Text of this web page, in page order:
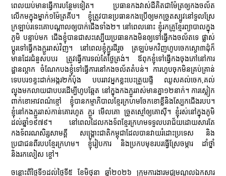
ពេលយប់មានធ្វើការបន្ថែមទៀត។ ប្រធានកងវាស់ដីគិតជាម៉ែត្រឲ្យកងចល័ត
លើកមក្នុងម្នាក់១ម៉ែត្រគីប។ ខ្ញុំត្រូវបានប្រធានកងប្រើឲ្យមកច្រូតស្បូវនៅទួលស្រែ
ក្រឡាប់រទេះគោបណ្ដាលឲ្យបាក់ជើងទាំង២។ នៅពេលនោះ ខ្ញុំរកគ្រូខ្មែរព្យាបាលក្នុង
ភូមិ បន្ទាប់មក ជើងខ្ញុំបានជាសះស្បើយប្រធានកងមិនឲ្យទៅធ្វើកងចល័តទេ ផ្លាស់
ប្ដូរទៅធ្វើកងភ្ជួររាស់វិញ។ នៅពេលខ្ញុំភ្ជួរដីរួច ត្រឡប់មកវិញហូបចេកស្ងោ៣ដុំក៏
មានដែរជំនួសបបរ ត្រូវធ្វើការទល់តែថ្ងៃត្រង់។ ឪពុកខ្ញុំទៅធ្វើកងចុងភៅនៅការ
ដ្ឋានល្ពាក ចំណែកបងខ្ញុំទៅធ្វើការនៅកងចល័តតំបន់។ ការហូបចុកមិនគ្រប់គ្រាន់
ទេបបរ១ខ្ទះដាក់អង្ករ២កំប៉ុង បបររាវអ្នកខ្លះបេះត្រួយផ្ទី ឈូសគល់ចេក,គល់
ល្ហុងមកលាយជាបបរដើម្បីហូបឆ្អែត នៅក្នុងកងភ្ជួររាស់មានគ្នា១២នាក់។ ការស្លៀក
ពាក់ខោអាវពណ៌ខ្មៅ ខ្ញុំបានកម្មាភិបាលខ្មែរក្រហមចែកខោខ្លីនិងស្បែកជើងរបប។
ខ្ញុំនៅកងភ្ជួររាស់កាន់គោរហូត ភ្ជួរ មើលគោ ច្រូតស្មៅឲ្យគោស៊ី។ ខ្ញុំរស់នៅក្នុងភូមិ
ដល់ឆ្នាំ១៩៧៩។ នៅពេលដែលកងទ័ពខ្មែរក្រហមទទួលបរាជ័យដោយសារតែ
កងទ័ពរណសិរ្សសាមគ្គី សង្គ្រោះជាតិកម្ពុជាដែលបានវាយរំដោះប្រទេស និង
ប្រជាជនពីរបបខ្មែរក្រហម។ ខ្ញុំរៀបការ និងប្រកបមុខរបរធ្វើស្រែចម្ការ ដាំថ្នាំ
និងរកលៀស ខ្ចៅ។
ចន្លោះពីថ្ងៃទី១ដល់ថ្ងៃទី៥ ខែមិថុនា ឆ្នាំ២០២៦ ក្រុមការងារមជ្ឈមណ្ឌលឯកសារ